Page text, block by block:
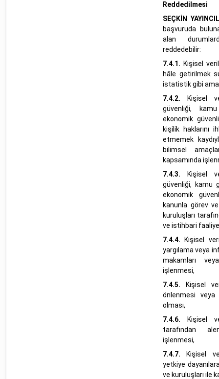
Reddedilmesi
SEÇKİN
başvuruda
alan
reddedebilir:
7.4.1. Kişisel
hâle getirilmek
istatistik gibi
7.4.2.
Kişisel
güvenliği,
ekonomik
kişilik
etmemek
bilimsel
kapsamında
7.4.3.
Kişisel
güvenliği, kamu
ekonomik
kanunla görev
kuruluşları
ve istihbari
7.4.4.
Kişisel
yargılama veya
makamları
işlenmesi,
7.4.5.
Kişisel
önlenmesi
olması,
7.4.6.
Kişisel
tarafından
işlenmesi,
7.4.7. Kişisel
yetkiye
ve kuruluşları ile